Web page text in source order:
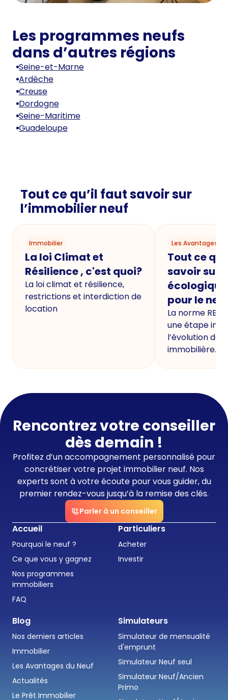
Les programmes neufs
dans d’autres régions
Seine-et-Marne
Ardèche
Creuse
Dordogne
Seine-Maritime
Guadeloupe
Tout ce qu’il faut savoir sur
l’immobilier neuf
Immobilier
La loi Climat et
Résilience , c'est quoi?
La loi climat et résilience,
restrictions et interdiction de
location
Les Avantages
Tout ce
savoir sur
écologique
pour le
La norme
une étape
l’évolution de
immobilière.
Rencontrez votre conseiller
dès demain !
Profitez d’un accompagnement personnalisé pour
concrétiser votre projet immobilier neuf. Nos
experts sont à votre écoute pour vous guider, du
premier rendez-vous jusqu’à la remise des clés.
Parler à un conseiller
Accueil
Pourquoi le neuf ?
Ce que vous y gagnez
Nos programmes
immobiliers
FAQ
Particuliers
Acheter
Investir
Blog
Nos derniers articles
Immobilier
Les Avantages du Neuf
Actualités
Le Prêt Immobilier
Simulateurs
Simulateur de mensualité
d'emprunt
Simulateur Neuf seul
Simulateur Neuf/Ancien
Primo